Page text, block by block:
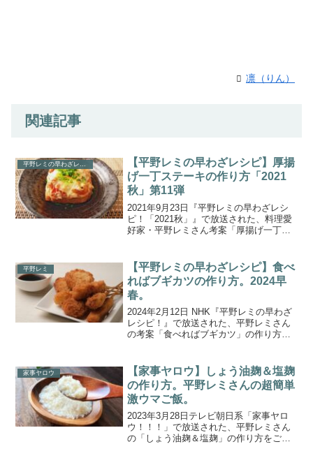
凛（りん）
関連記事
平野レミの早わざレシピ
【平野レミの早わざレシピ】厚揚
げ一丁ステーキの作り方「2021
秋」第11弾
2021年9月23日『平野レミの早わざレシ
ピ！「2021秋」』で放送された、料理愛
好家・平野レミさん考案「厚揚げ一丁ス
ピ！「2021秋」』。料理愛好家の平野レ
ミさんが...
平野レミ
【平野レミの早わざレシピ】食べ
ればブギカツの作り方。2024早
春。
2024年2月12日 NHK『平野レミの早わざ
レシピ！』で放送された、平野レミさん
の考案「食べればブギカツ」の作り方を
の生放送「平野レミの早わざレシ
ピ！」。放送開始から...
家事ヤロウ
【家事ヤロウ】しょう油麹＆塩麹
の作り方。平野レミさんの超簡単
激ウマご飯。
2023年3月28日テレビ朝日系「家事ヤロ
ウ！！！」で放送された、平野レミさん
の「しょう油麹＆塩麹」の作り方をご紹